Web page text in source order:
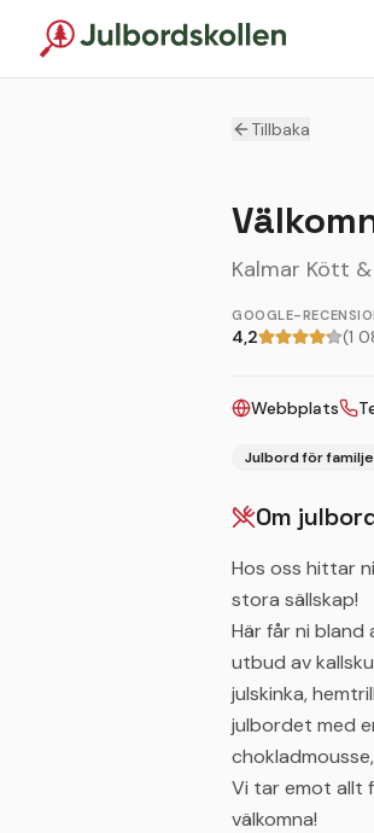
Tillbaka
Kalmar Kött
GOOGLE-
4,2 (1
Webbplats
Julbord för
Om
Hos oss hittar
stora sällskap!
Här får ni
utbud av
julskinka,
julbordet med
Vi tar emot allt
välkomna!